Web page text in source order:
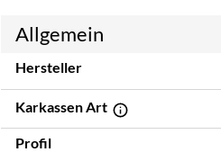
Allgemein
Hersteller
Karkassen Art
Profil